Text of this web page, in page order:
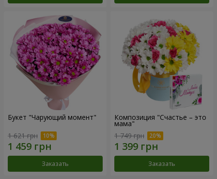
Букет "Чарующий момент"
1 621 грн
Заказать
Композиция "Счастье – это
мама"
1 749 грн
Заказать